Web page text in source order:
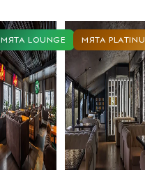
МЯТА LOUNGE МЯТА